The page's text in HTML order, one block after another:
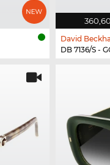
David
DB 7136/S -